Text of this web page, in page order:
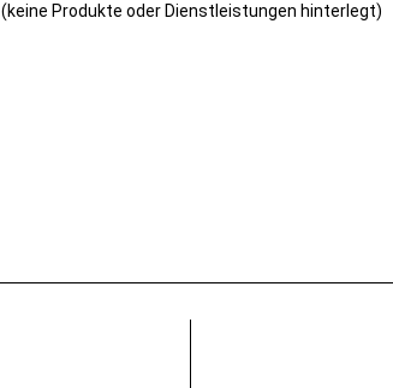
(keine Produkte oder Dienstleistungen hinterlegt)